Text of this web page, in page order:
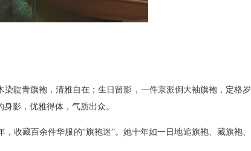
靛青旗袍，清雅自在；生日留影，一件京派倒大袖旗袍，定格岁
影，优雅得体，气质出众。
收藏百余件华服的“旗袍迷”。她十年如一日地追旗袍、藏旗袍、